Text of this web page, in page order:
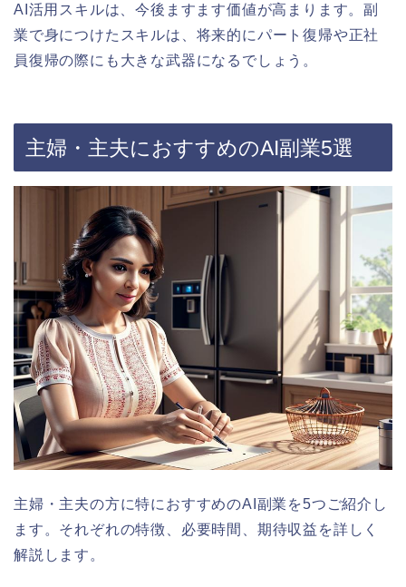
AI活用スキルは、今後ますます価値が高まります。副
業で身につけたスキルは、将来的にパート復帰や正社
員復帰の際にも大きな武器になるでしょう。
主婦・主夫におすすめのAI副業5選
主婦・主夫の方に特におすすめのAI副業を5つご紹介し
ます。それぞれの特徴、必要時間、期待収益を詳しく
解説します。